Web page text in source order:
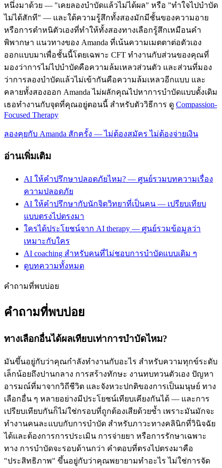
หนึ่งมาด้วย — "เคยลองบำบัดแล้วไม่ได้ผล" หรือ "ทำใจไปบำบัด
ไม่ได้สักที" — และใต้ความรู้สึกทั้งสองมักมีชั้นของความอาย
หรือการตำหนิตัวเองที่ทำให้ทั้งสองทางเลือกรู้สึกเหมือนคำ
พิพากษา แนวทางของ Amanda ที่เน้นความเมตตาต่อตัวเอง
ออกแบบมาเพื่อชั้นนี้โดยเฉพาะ CFT ทำงานกับส่วนของคุณที่
มองว่าการไม่ไปบำบัดคือความล้มเหลวส่วนตัว และส่วนที่มอง
ว่าการลองบำบัดแล้วไม่เข้ากันคือความล้มเหลวอีกแบบ และ
คลายทั้งสองออก Amanda ไม่ผลักคุณไปหาการบำบัดแบบดั้งเดิม
เธอทำงานกับจุดที่คุณอยู่ตอนนี้ สำหรับตัววิธีการ ดู Compassion-
Focused Therapy
ลองคุยกับ Amanda สักครั้ง — ไม่ต้องสมัคร ไม่ต้องจ่ายเงิน
อ่านเพิ่มเติม
AI ให้คำปรึกษาปลอดภัยไหม? — ศูนย์รวมบทความเรื่อง
ความปลอดภัย
AI ให้คำปรึกษากับนักจิตวิทยาที่เป็นคน — เปรียบเทียบ
แบบตรงไปตรงมา
ใครได้ประโยชน์จาก AI therapy — ศูนย์รวมข้อมูลว่า
เหมาะกับใคร
AI coaching สำหรับคนที่ไม่ชอบการบำบัดแบบเดิม ๆ
ดูบทความทั้งหมด
คำถามที่พบบ่อย
คำถามที่พบบ่อย
ทางเลือกอื่นได้ผลเทียบเท่าการบำบัดไหม?
มันขึ้นอยู่กับว่าคุณกำลังทำงานกับอะไร สำหรับความทุกข์ระดับ
เล็กน้อยถึงปานกลาง การสร้างทักษะ งานทบทวนตัวเอง ปัญหา
อารมณ์ที่มาจากวิถีชีวิต และจังหวะปกติของการเป็นมนุษย์ ทาง
เลือกอื่น ๆ หลายอย่างมีประโยชน์เทียบเคียงกันได้ — และการ
เปรียบเทียบกันก็ไม่ใช่กรอบที่ถูกต้องเสียด้วยซ้ำ เพราะมันมักจะ
ทำงานคนละแบบกับการบำบัด สำหรับภาวะทางคลินิกที่วินิจฉัย
ได้และต้องการการประเมิน การจ่ายยา หรือการรักษาเฉพาะ
ทาง การบำบัดจะรอบด้านกว่า คำตอบที่ตรงไปตรงมาคือ
"ประสิทธิภาพ" ขึ้นอยู่กับว่าคุณพยายามทำอะไร ไม่ใช่การจัด